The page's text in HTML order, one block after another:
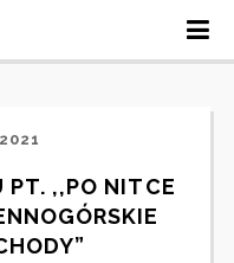
PT. ,,PO NITCE